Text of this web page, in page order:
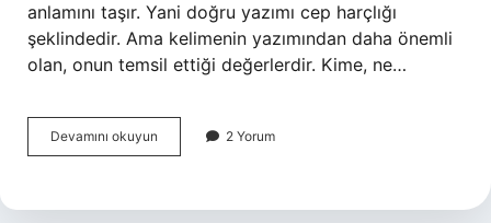
anlamını taşır. Yani doğru yazımı cep harçlığı
şeklindedir. Ama kelimenin yazımından daha önemli
olan, onun temsil ettiği değerlerdir. Kime, ne…
Devamını okuyun
harçlığı
?
2 Yorum